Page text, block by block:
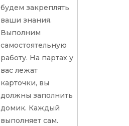
будем закреплять
ваши знания.
Выполним
самостоятельную
работу. На партах у
вас лежат
карточки, вы
должны заполнить
домик. Каждый
выполняет сам.